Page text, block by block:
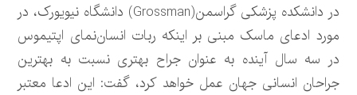
در دانشکده پزشکی گراسمن(Grossman) دانشگاه نیویورک، در
مورد ادعای ماسک مبنی بر اینکه ربات انسان‌نمای اپتیموس
در سه سال آینده به عنوان جراح بهتری نسبت به بهترین
جراحان انسانی جهان عمل خواهد کرد، گفت: این ادعا معتبر